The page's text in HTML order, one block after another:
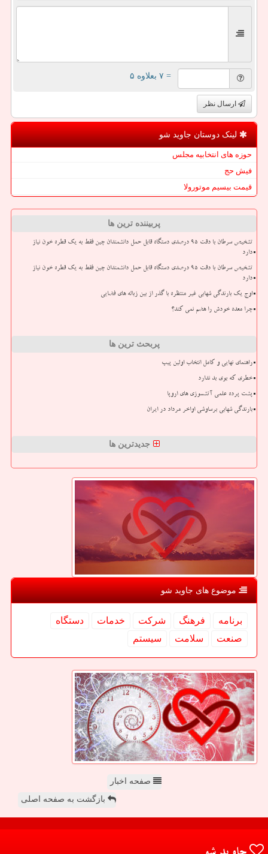
= ۷ بعلاوه ۵
ارسال نظر
لینک دوستان جاوید شو
حوزه های انتخابیه مجلس
فیش حج
قیمت بیسیم موتورولا
پربیننده ترین ها
تشخیص سرطان با دقت ۹۵ درصدی دستگاه قابل حمل دانشمندان چین فقط به یک قطره خون نیاز
دارد
تشخیص سرطان با دقت ۹۵ درصدی دستگاه قابل حمل دانشمندان چین فقط به یک قطره خون نیاز
دارد
اوج یک بارندگی شهابی غیر منتظره با گذر از بین زباله های فضایی
چرا معده خودش را هضم نمی کند؟
پربحث ترین ها
راهنمای نهایی و کامل انتخاب اولین پیپ
خطری که بوی بد ندارد
پشت پرده علمی آتشسوزی های اروپا
بارندگی شهابی برساوشی اواخر مرداد در ایران
جدیدترین ها
موضوع های جاوید شو
برنامه فرهنگ شركت خدمات
دستگاه
صنعت
سلامت سیستم
صفحه اخبار
بازگشت به صفحه اصلی